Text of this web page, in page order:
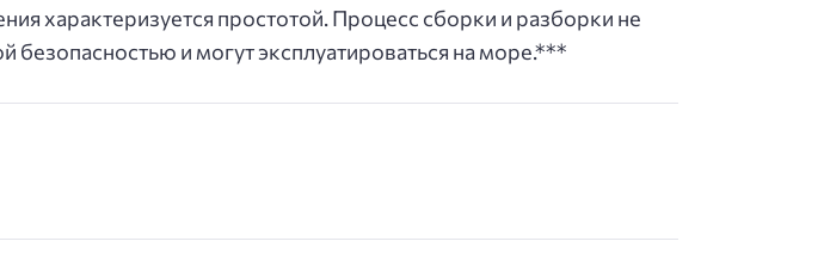
характеризуется простотой. Процесс сборки и разборки не
и могут эксплуатироваться на море.***